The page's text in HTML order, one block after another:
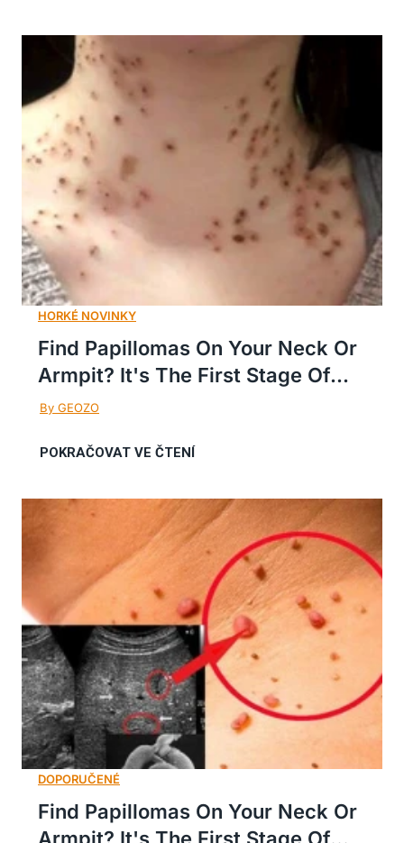
Find Papillomas On Your Neck Or
Armpit? It's The First Stage Of...
Find Papillomas On Your Neck Or
Armpit? It's The First Stage Of...